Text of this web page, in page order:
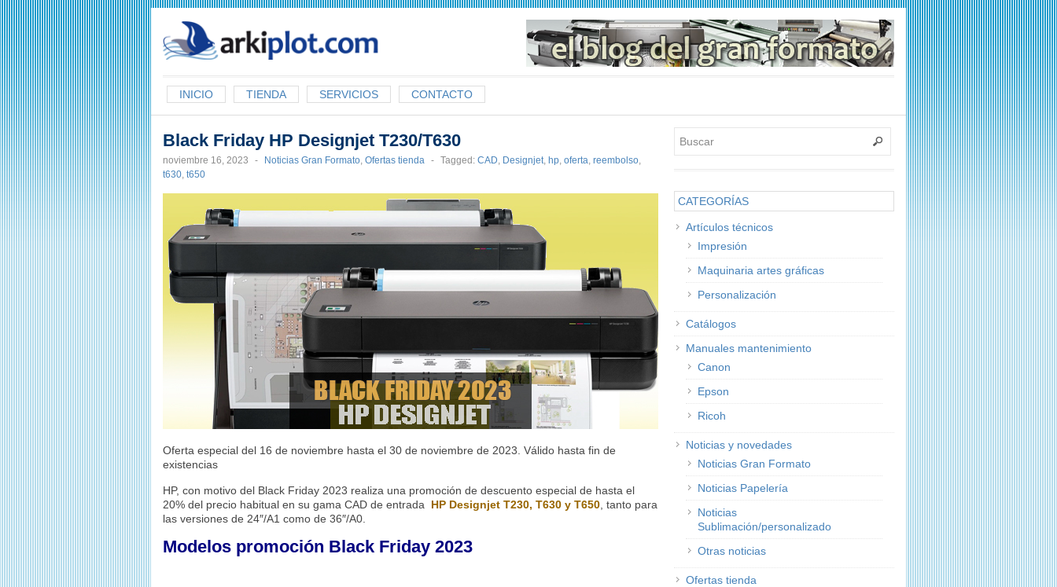
INICIO TIENDA SERVICIOS CONTACTO
Black Friday HP Designjet T230/T630
noviembre 16, 2023 - Noticias Gran Formato, Ofertas tienda - Tagged: CAD, Designjet, hp, oferta, reembolso,
t630, t650
Oferta especial del 16 de noviembre hasta el 30 de noviembre de 2023. Válido hasta fin de
existencias
HP, con motivo del Black Friday 2023 realiza una promoción de descuento especial de hasta el
20% del precio habitual en su gama CAD de entrada HP Designjet T230, T630 y T650 , tanto para
las versiones de 24″/A1 como de 36″/A0.
Modelos promoción Black Friday 2023
CATEGORÍAS
Artículos técnicos
Impresión
Maquinaria artes gráficas
Personalización
Catálogos
Manuales mantenimiento
Canon
Epson
Ricoh
Noticias y novedades
Noticias Gran Formato
Noticias Papelería
Noticias
Sublimación/personalizado
Otras noticias
Ofertas tienda